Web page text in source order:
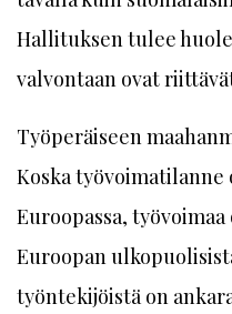
Hallituksen tulee
valvontaan ovat
Työperäiseen
Koska työvoimatilanne
Euroopassa,
Euroopan
työntekijöistä on